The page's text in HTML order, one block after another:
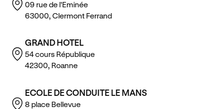
09 rue de l'Eminée
63000, Clermont Ferrand
GRAND HOTEL
54 cours République
42300, Roanne
ECOLE DE CONDUITE LE MANS
8 place Bellevue